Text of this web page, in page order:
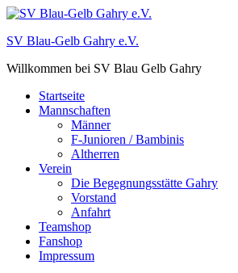
Zum
springen
SV Blau-Gelb Gahry e.V.
Willkommen bei SV Blau Gelb Gahry
Startseite
Mannschaften
Männer
F-Junioren / Bambinis
Altherren
Verein
Die Begegnungsstätte Gahry
Vorstand
Anfahrt
Teamshop
Fanshop
Impressum